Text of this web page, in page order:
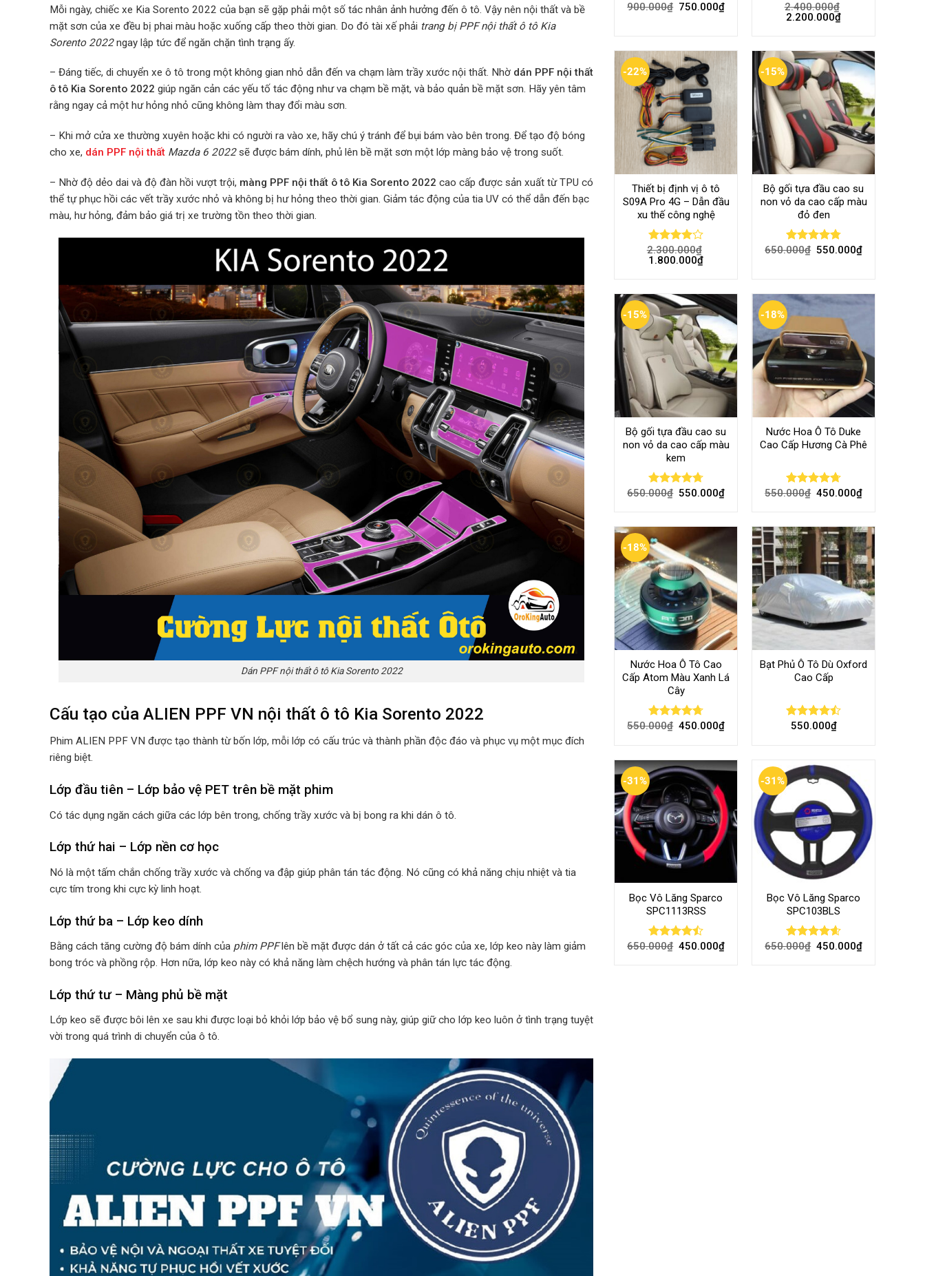
Mỗi ngày, chiếc xe Kia Sorento 2022 của bạn sẽ gặp phải một số tác nhân ảnh hưởng đến ô tô. Vậy nên nội thất và bề
mặt sơn của xe đều bị phai màu hoặc xuống cấp theo thời gian. Do đó tài xế phải trang bị PPF nội thất ô tô Kia
Sorento 2022ngay lập tức để ngăn chặn tình trạng ấy.
– Đáng tiếc, di chuyển xe ô tô trong một không gian nhỏ dẫn đến va chạm làm trầy xước nội thất. Nhờ dán PPF nội thất
ô tô Kia Sorento 2022 giúp ngăn cản các yếu tố tác động như va chạm bề mặt, và bảo quản bề mặt sơn. Hãy yên tâm
rằng ngay cả một hư hỏng nhỏ cũng không làm thay đổi màu sơn.
– Khi mở cửa xe thường xuyên hoặc khi có người ra vào xe, hãy chú ý tránh để bụi bám vào bên trong. Để tạo độ bóng
cho xe, dán PPF nội thất Mazda 6 2022sẽ được bám dính, phủ lên bề mặt sơn một lớp màng bảo vệ trong suốt.
– Nhờ độ dẻo dai và độ đàn hồi vượt trội, màng PPF nội thất ô tô Kia Sorento 2022 cao cấp được sản xuất từ TPU có
thể tự phục hồi các vết trầy xước nhỏ và không bị hư hỏng theo thời gian. Giảm tác động của tia UV có thể dẫn đến bạc
màu, hư hỏng, đảm bảo giá trị xe trường tồn theo thời gian.
Dán PPF nội thất ô tô Kia Sorento 2022
Cấu tạo của ALIEN PPF VN nội thất ô tô Kia Sorento 2022
Phim ALIEN PPF VN được tạo thành từ bốn lớp, mỗi lớp có cấu trúc và thành phần độc đáo và phục vụ một mục đích
riêng biệt.
Lớp đầu tiên – Lớp bảo vệ PET trên bề mặt phim
Có tác dụng ngăn cách giữa các lớp bên trong, chống trầy xước và bị bong ra khi dán ô tô.
Lớp thứ hai – Lớp nền cơ học
Nó là một tấm chắn chống trầy xước và chống va đập giúp phân tán tác động. Nó cũng có khả năng chịu nhiệt và tia
cực tím trong khi cực kỳ linh hoạt.
Lớp thứ ba – Lớp keo dính
Bằng cách tăng cường độ bám dính của phim PPFlên bề mặt được dán ở tất cả các góc của xe, lớp keo này làm giảm
bong tróc và phồng rộp. Hơn nữa, lớp keo này có khả năng làm chệch hướng và phân tán lực tác động.
Lớp thứ tư – Màng phủ bề mặt
Lớp keo sẽ được bôi lên xe sau khi được loại bỏ khỏi lớp bảo vệ bổ sung này, giúp giữ cho lớp keo luôn ở tình trạng tuyệt
vời trong quá trình di chuyển của ô tô.
Rated 5.00
900.000₫ 750.000₫ Rated4.56
out of 5
2.400.000₫
2.200.000₫
-22%
Thiết bị định vị ô tô
S09A Pro 4G – Dẫn đầu
xu thế công nghệ
Rated
4.00out
2.300.000₫
1.800.000₫
-15%
Bộ gối tựa đầu cao su
non vỏ da cao cấp màu
đỏ đen
Rated4.80
650.000₫ 550.000₫
-15%
Bộ gối tựa đầu cao su
non vỏ da cao cấp màu
kem
Rated4.70
650.000₫ 550.000₫
-18%
Nước Hoa Ô Tô Duke
Cao Cấp Hương Cà Phê
Rated4.70
550.000₫ 450.000₫
-18%
Nước Hoa Ô Tô Cao
Cấp Atom Màu Xanh Lá
Cây
Rated4.70
550.000₫ 450.000₫
Bạt Phủ Ô Tô Dù Oxford
Cao Cấp
Rated
550.000₫
-31%
Bọc Vô Lăng Sparco
SPC1113RSS
Rated
650.000₫ 450.000₫
-31%
Bọc Vô Lăng Sparco
SPC103BLS
Rated4.57
650.000₫ 450.000₫